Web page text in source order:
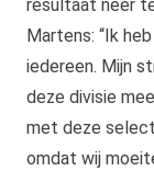
resultaat neer
Martens: “Ik
iedereen. Mijn
deze divisie
met deze
omdat wij